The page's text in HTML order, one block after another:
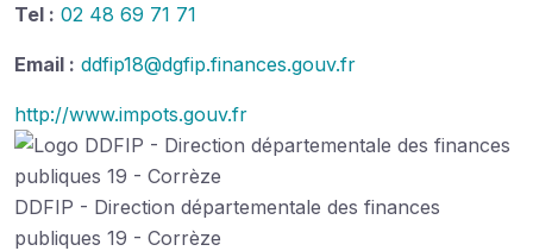
Tel : 02 48 69 71 71
Email : ddfip18@dgfip.finances.gouv.fr
http://www.impots.gouv.fr
DDFIP - Direction départementale des finances
publiques 19 - Corrèze